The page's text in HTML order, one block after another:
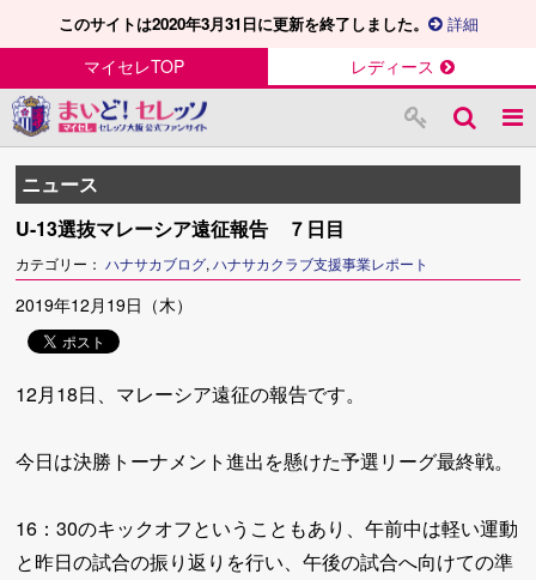
このサイトは2020年3月31日に更新を終了しました。 詳細
マイセレTOP レディース
ニュース
U-13選抜マレーシア遠征報告 ７日目
カテゴリー：ハナサカブログ, ハナサカクラブ支援事業レポート
2019年12月19日（木）
12月18日、マレーシア遠征の報告です。
今日は決勝トーナメント進出を懸けた予選リーグ最終戦。
16：30のキックオフということもあり、午前中は軽い運動
と昨日の試合の振り返りを行い、午後の試合へ向けての準